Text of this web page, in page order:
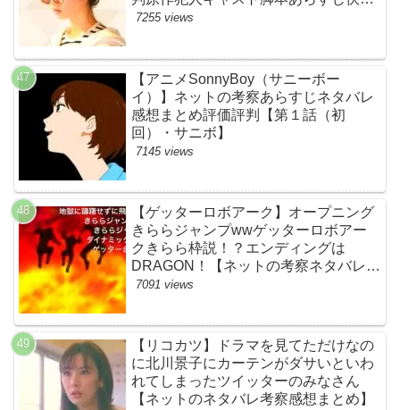
まとめ・藤間爽子】
7255 views
【アニメSonnyBoy（サニーボー
イ）】ネットの考察あらすじネタバレ
感想まとめ評価評判【第１話（初
回）・サニボ】
7145 views
【ゲッターロボアーク】オープニング
きららジャンプwwゲッターロボアー
クきらら枠説！？エンディングは
DRAGON！【ネットの考察ネタバレ感
想まとめ・第１話】
7091 views
【リコカツ】ドラマを見てただけなの
に北川景子にカーテンがダサいといわ
れてしまったツイッターのみなさん
【ネットのネタバレ考察感想まとめ】